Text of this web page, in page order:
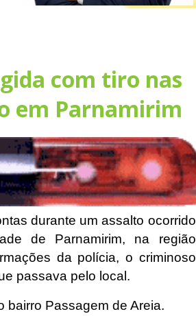
com tiro nas
em Parnamirim
durante um assalto ocorrido
de Parnamirim, na região
da polícia, o criminoso
passava pelo local.
bairro Passagem de Areia.